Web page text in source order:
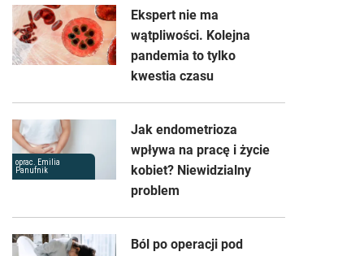
Ekspert nie ma
wątpliwości. Kolejna
pandemia to tylko
kwestia czasu
oprac. Emilia
Panufnik
Jak endometrioza
wpływa na pracę i życie
kobiet? Niewidzialny
problem
Ból po operacji pod